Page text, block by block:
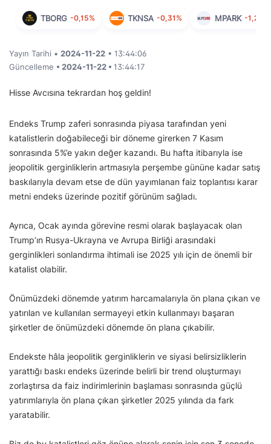
TBORG -0,15% TKNSA -0,31% MPARK -1,28%
Yayın Tarihi • 2024-11-22 • 13:44:06
Güncelleme • 2024-11-22 • 13:44:17
Hisse Avcısına tekrardan hoş geldin!
Endeks Trump zaferi sonrasında piyasa tarafından yeni
katalistlerin doğabileceği bir döneme girerken 7 Kasım
sonrasında 5%’e yakın değer kazandı. Bu hafta itibarıyla ise
jeopolitik gerginliklerin artmasıyla perşembe gününe kadar satış
baskılarıyla devam etse de dün yayımlanan faiz toplantısı karar
metni endeks üzerinde pozitif görünüm sağladı.
Ayrıca, Ocak ayında görevine resmi olarak başlayacak olan
Trump’ın Rusya-Ukrayna ve Avrupa Birliği arasındaki
gerginlikleri sonlandırma ihtimali ise 2025 yılı için de önemli bir
katalist olabilir.
Önümüzdeki dönemde yatırım harcamalarıyla ön plana çıkan ve
yatırılan ve kullanılan sermayeyi etkin kullanmayı başaran
şirketler de önümüzdeki dönemde ön plana çıkabilir.
Endekste hâla jeopolitik gerginliklerin ve siyasi belirsizliklerin
yarattığı baskı endeks üzerinde belirli bir trend oluşturmayı
zorlaştırsa da faiz indirimlerinin başlaması sonrasında güçlü
yatırımlarıyla ön plana çıkan şirketler 2025 yılında da fark
yaratabilir.